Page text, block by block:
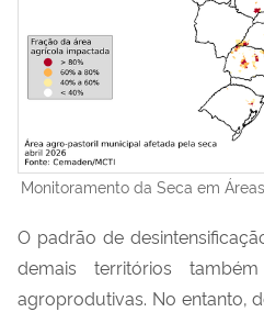
Monitoramento da Seca em
O padrão de
demais territórios
agroprodutivas. No entanto,